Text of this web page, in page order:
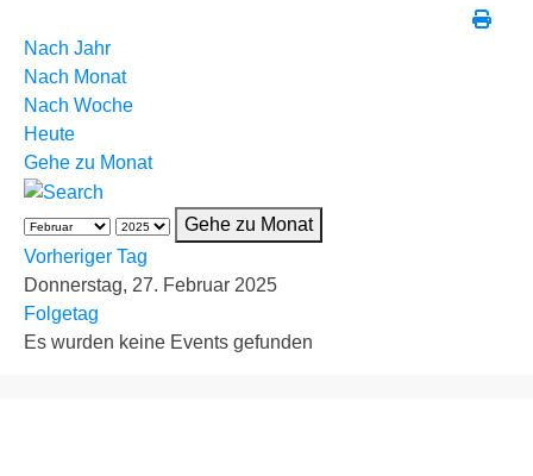
Nach Jahr
Nach Monat
Nach Woche
Heute
Gehe zu Monat
Gehe zu Monat
Vorheriger Tag
Donnerstag, 27. Februar 2025
Folgetag
Es wurden keine Events gefunden